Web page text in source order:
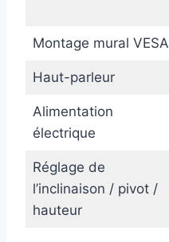
Montage mural VESA
Haut-parleur
Alimentation
électrique
Réglage de
l’inclinaison / pivot /
hauteur